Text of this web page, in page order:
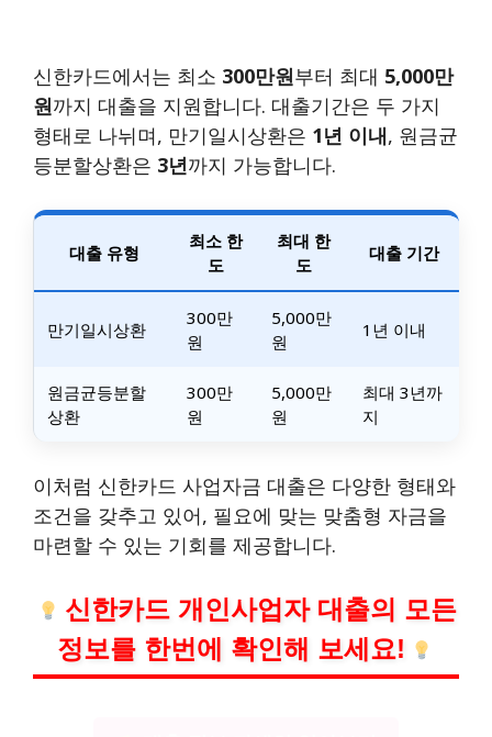
신한카드에서는 최소 300만원부터 최대 5,000만
원까지 대출을 지원합니다. 대출기간은 두 가지
형태로 나뉘며, 만기일시상환은 1년 이내, 원금균
등분할상환은 3년까지 가능합니다.
대출 유형
최소 한
도
최대 한
도
대출 기간
만기일시상환
300만
원
5,000만
원
1년 이내
원금균등분할
상환
300만
원
5,000만
원
최대 3년까
지
이처럼 신한카드 사업자금 대출은 다양한 형태와
조건을 갖추고 있어, 필요에 맞는 맞춤형 자금을
마련할 수 있는 기회를 제공합니다.
신한카드 개인사업자 대출의 모든
정보를 한번에 확인해 보세요!